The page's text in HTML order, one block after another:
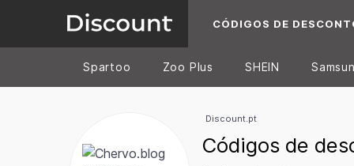
CÓDIGOS DE
Spartoo Zoo Plus SHEIN
Discount.pt
Códigos de